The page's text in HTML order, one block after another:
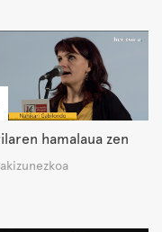
hamalaua zen